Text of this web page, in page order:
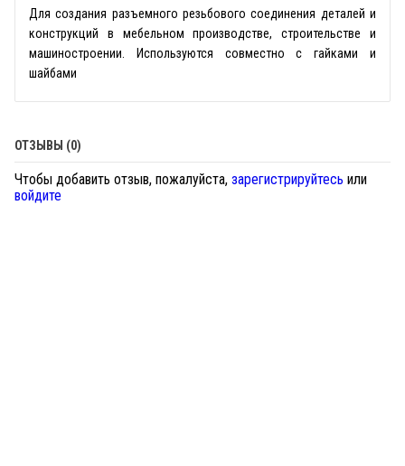
Для создания разъемного резьбового соединения деталей и
конструкций в мебельном производстве, строительстве и
машиностроении. Используются совместно с гайками и
шайбами
ОТЗЫВЫ (0)
Чтобы добавить отзыв, пожалуйста, зарегистрируйтесь или
войдите